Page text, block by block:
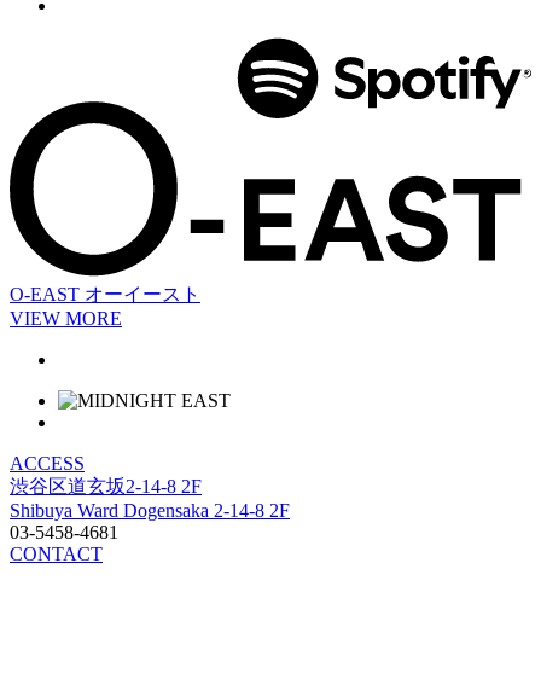
O-EAST オーイースト
VIEW MORE
ACCESS
渋谷区道玄坂2-14-8 2F
Shibuya Ward Dogensaka 2-14-8 2F
03-5458-4681
CONTACT